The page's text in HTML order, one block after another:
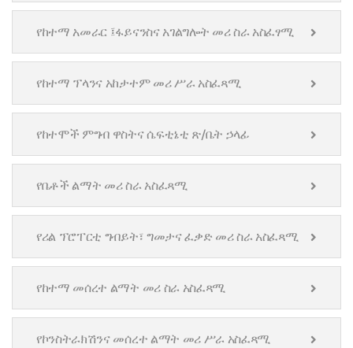
የከተማ አመራር ፤ፋይናንስና አገልግሎት መሪ ስራ አስፈፃሚ
የከተማ ፕላንና አከታተም መሪ ሥራ አስፈጻሚ
የከተሞች ምግብ ዋስትና ሴፍቲኔቲ ጽ/ቤት ኃላፊ
የቤቶች ልማት መሪ ስራ አስፈጻሚ
የሪል ፕሮፐርቲ ግብይት፣ ግመታና ፈቃድ መሪ ስራ አስፈጻሚ
የከተማ መሰረተ ልማት መሪ ስራ አስፈጻሚ
የኮንስትራክሽንና መሰረተ ልማት መሪ ሥራ አስፈጻሚ